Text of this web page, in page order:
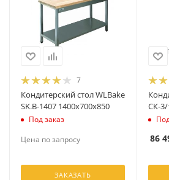
7
Кондитерский стол WLBake
SK.B-1407 1400х700х850
Под заказ
Цена по запросу
ЗАКАЗАТЬ
CК-
86